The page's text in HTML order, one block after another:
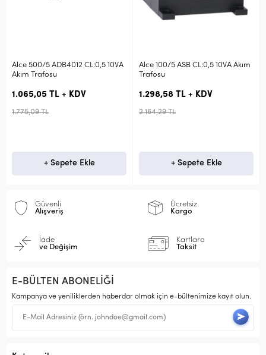
10VA
Alce 100/5 ASB CL:0,5 10VA Akım
Trafosu
1.298,58 TL + KDV
+ Sepete Ekle
Alce 30/5 ASB CL:0,5 10VA
1.328,56 TL + KDV
+ Sepete Ekle
Güvenli
Alışveriş
Ücretsiz
Kargo
İade
ve Değişim
Kartlara
Taksit
E-BÜLTEN ABONELİĞİ
Kampanya ve yeniliklerden haberdar olmak için e-bültenimize kayıt olun.